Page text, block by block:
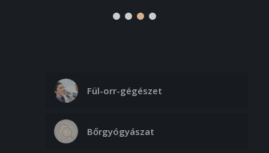
Fül-orr-gégészet
Bőrgyógyászat